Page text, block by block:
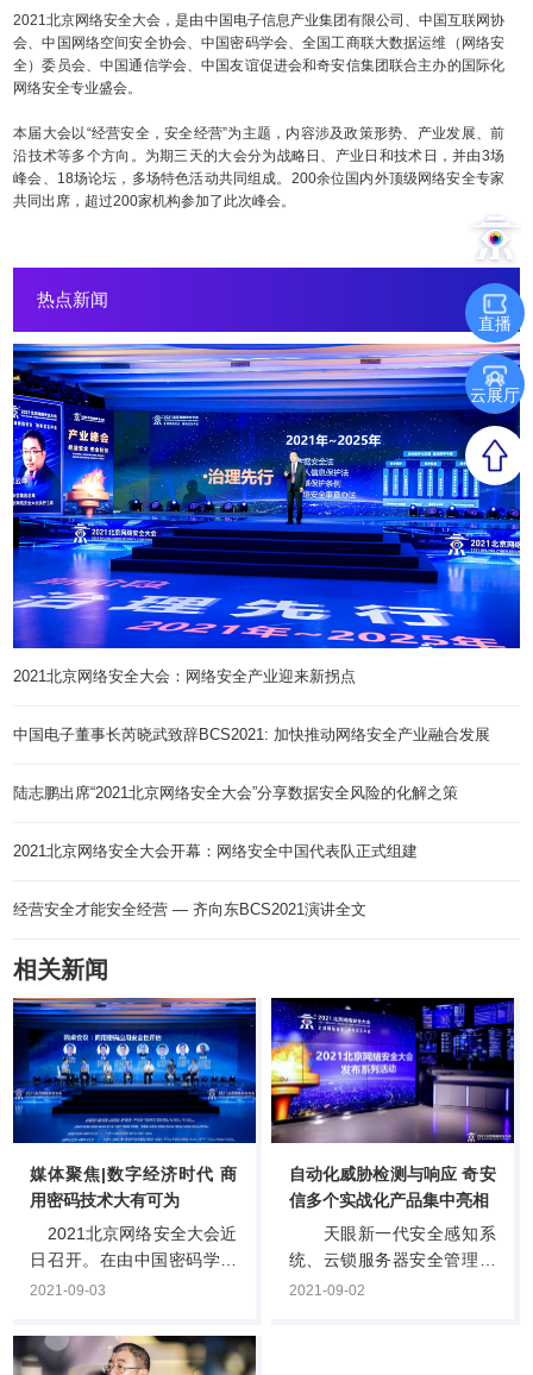
2021北京网络安全大会，是由中国电子信息产业集团有限公司、中国互联网协
会、中国网络空间安全协会、中国密码学会、全国工商联大数据运维（网络安
全）委员会、中国通信学会、中国友谊促进会和奇安信集团联合主办的国际化
网络安全专业盛会。
本届大会以“经营安全，安全经营”为主题，内容涉及政策形势、产业发展、前
沿技术等多个方向。为期三天的大会分为战略日、产业日和技术日，并由3场
峰会、18场论坛，多场特色活动共同组成。200余位国内外顶级网络安全专家
共同出席，超过200家机构参加了此次峰会。
热点新闻
2021北京网络安全大会：网络安全产业迎来新拐点
中国电子董事长芮晓武致辞BCS2021: 加快推动网络安全产业融合发展
陆志鹏出席“2021北京网络安全大会”分享数据安全风险的化解之策
2021北京网络安全大会开幕：网络安全中国代表队正式组建
经营安全才能安全经营 — 齐向东BCS2021演讲全文
相关新闻
媒体聚焦|数字经济时代 商
用密码技术大有可为
2021北京网络安全大会近
日召开。在由中国密码学会
指导、中关村网络安全与信
用与实践论坛”上，密码前沿
研究、学科建设新进展以及
2021-09-03
自动化威胁检测与响应 奇安
信多个实战化产品集中亮相
天眼新一代安全感知系
统、云锁服务器安全管理系
统、安全DNS、SOAR、系
2021-09-02
直播
云展厅